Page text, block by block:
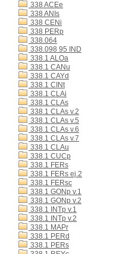
338 ACEe
338 ANIs
338 CENi
338 PERp
338.064
338.098 95 IND
338.1 ALOa
338.1 CANu
338.1 CAYd
338.1 CINt
338.1 CLAi
338.1 CLAs
338.1 CLAs v.2
338.1 CLAs v.5
338.1 CLAs v.6
338.1 CLAs v.7
338.1 CLAu
338.1 CUCp
338.1 FERs
338.1 FERs ej.2
338.1 FERsc
338.1 GONp v.1
338.1 GONp v.2
338.1 INTp v.1
338.1 INTp v.2
338.1 MAPr
338.1 PERd
338.1 PERs